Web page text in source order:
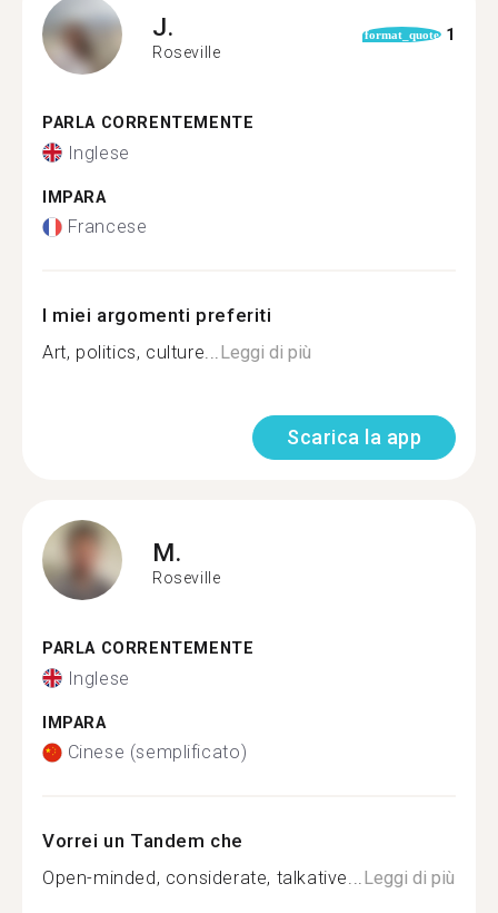
J.
Roseville
format_quote 1
PARLA CORRENTEMENTE
Inglese
IMPARA
Francese
I miei argomenti preferiti
Art, politics, culture...Leggi di più
Scarica la app
M.
Roseville
PARLA CORRENTEMENTE
Inglese
IMPARA
Cinese (semplificato)
Vorrei un Tandem che
Open-minded, considerate, talkative...Leggi di più